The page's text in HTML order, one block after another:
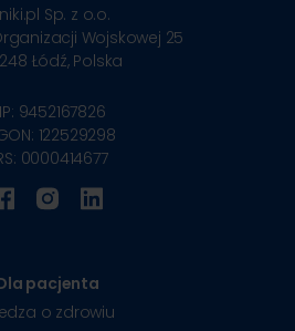
Sp. z o.o.
Wojskowej 25
Łódź, Polska
9452167826
122529298
0000414677
pacjenta
o zdrowiu